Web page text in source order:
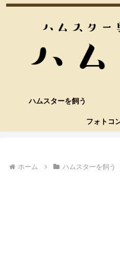
ハムスターを飼う
フォトコ
ホーム ハムスターを飼う